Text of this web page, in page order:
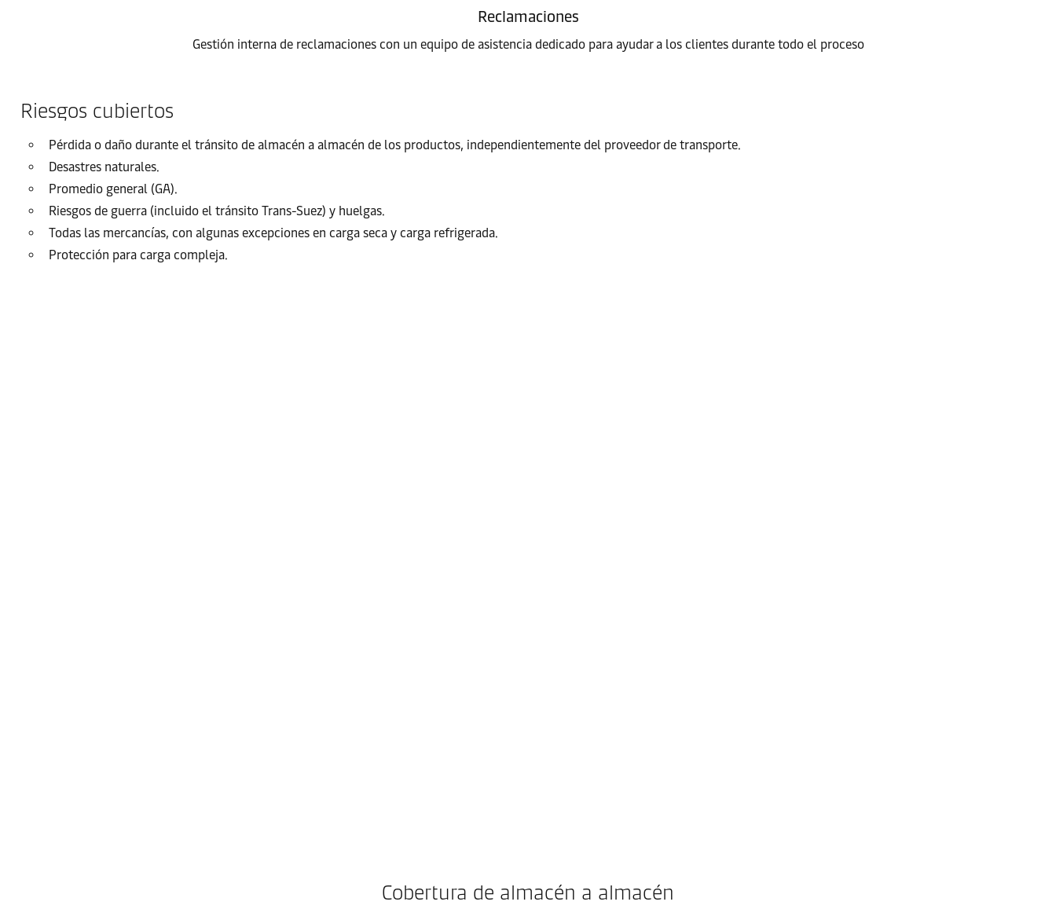
Reclamaciones
Gestión interna de reclamaciones con un equipo de asistencia dedicado para ayudar a los clientes durante todo el proceso
Riesgos cubiertos
Pérdida o daño durante el tránsito de almacén a almacén de los productos, independientemente del proveedor de transporte.
Desastres naturales.
Promedio general (GA).
Riesgos de guerra (incluido el tránsito Trans-Suez) y huelgas.
Todas las mercancías, con algunas excepciones en carga seca y carga refrigerada.
Protección para carga compleja.
Cobertura de almacén a almacén